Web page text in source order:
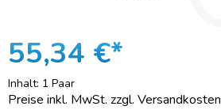
55,34 €*
Inhalt: 1 Paar
Preise inkl. MwSt. zzgl. Versandkosten